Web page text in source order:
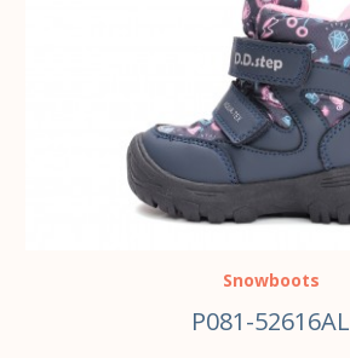
VALI
Snowboots
P081-52616AL